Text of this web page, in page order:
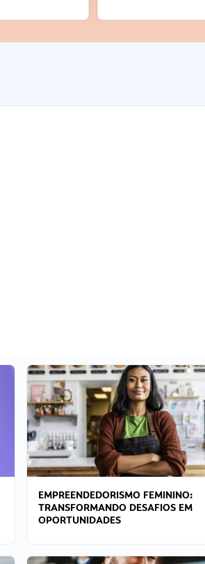
EMPREENDEDORISMO FEMININO:
TRANSFORMANDO DESAFIOS EM
OPORTUNIDADES